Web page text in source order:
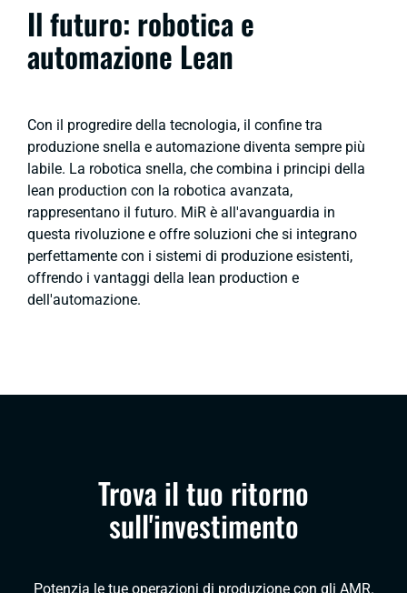
Il futuro: robotica e
automazione Lean
Con il progredire della tecnologia, il confine tra
produzione snella e automazione diventa sempre più
labile. La robotica snella, che combina i principi della
lean production con la robotica avanzata,
rappresentano il futuro. MiR è all'avanguardia in
questa rivoluzione e offre soluzioni che si integrano
perfettamente con i sistemi di produzione esistenti,
offrendo i vantaggi della lean production e
dell'automazione.
Trova il tuo ritorno
sull'investimento
Potenzia le tue operazioni di produzione con gli AMR.